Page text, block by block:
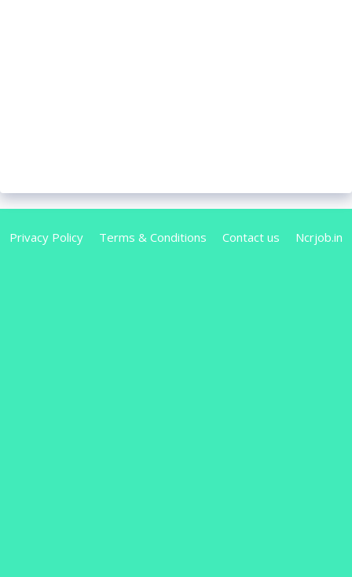
Privacy Policy Terms & Conditions Contact us Ncrjob.in